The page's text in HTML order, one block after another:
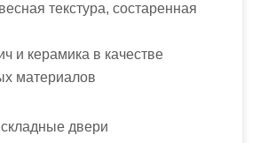
текстура, состаренная
и керамика в качестве
материалов
двери